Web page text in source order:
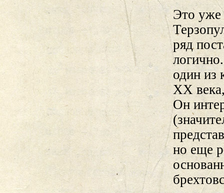
Это уже
ряд
один из
XX
Он
но еще